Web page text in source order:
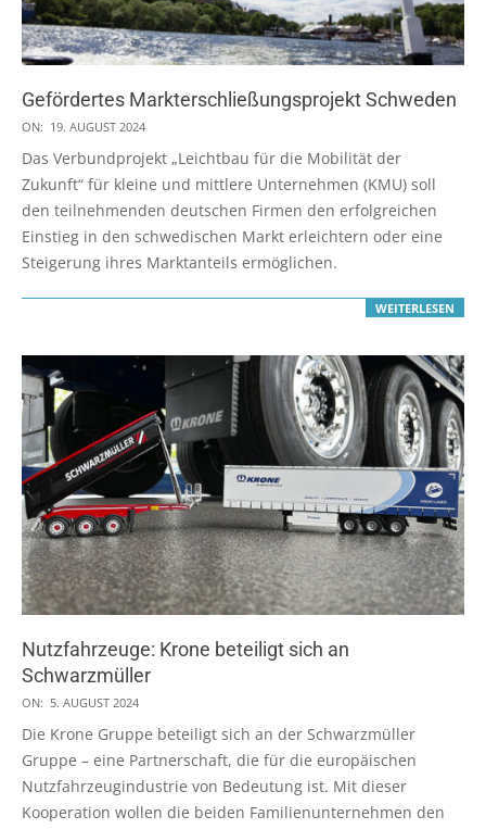
Gefördertes Markterschließungsprojekt Schweden
2024-
08-
19
ON: 19. AUGUST 2024
Das Verbundprojekt „Leichtbau für die Mobilität der
Zukunft“ für kleine und mittlere Unternehmen (KMU) soll
den teilnehmenden deutschen Firmen den erfolgreichen
Einstieg in den schwedischen Markt erleichtern oder eine
Steigerung ihres Marktanteils ermöglichen.
WEITERLESEN
Nutzfahrzeuge: Krone beteiligt sich an
Schwarzmüller
2024-
08-
05
ON: 5. AUGUST 2024
Die Krone Gruppe beteiligt sich an der Schwarzmüller
Gruppe – eine Partnerschaft, die für die europäischen
Nutzfahrzeugindustrie von Bedeutung ist. Mit dieser
Kooperation wollen die beiden Familienunternehmen den